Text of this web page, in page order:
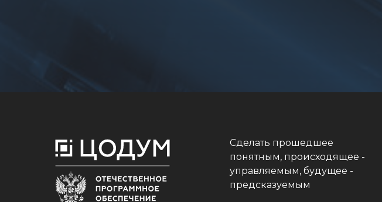
Сделать прошедшее
понятным, происходящее -
управляемым, будущее -
предсказуемым